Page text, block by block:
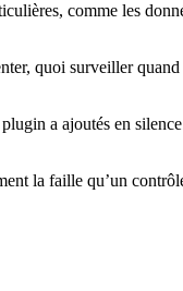
comme les
quoi surveiller
a ajoutés en
la faille qu’un